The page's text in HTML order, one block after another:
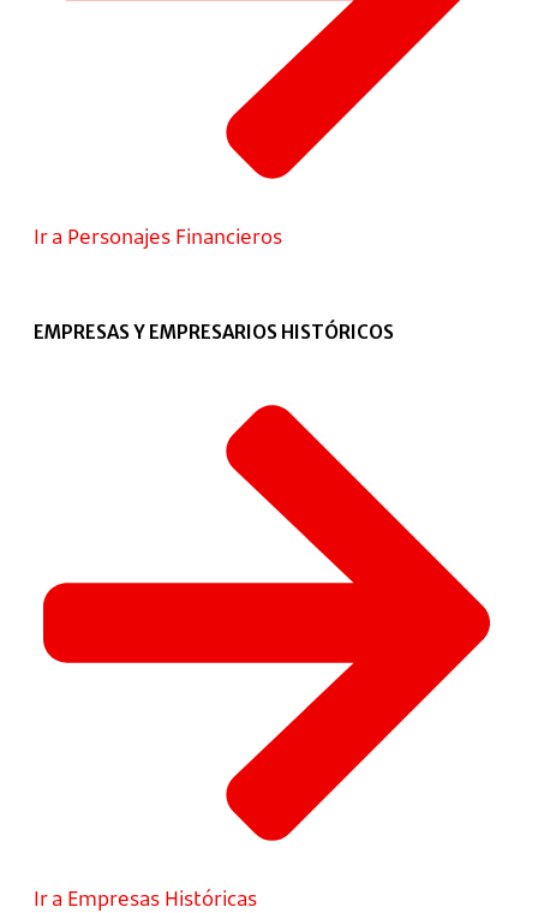
Ir a Personajes Financieros
EMPRESAS Y EMPRESARIOS HISTÓRICOS
Ir a Empresas Históricas